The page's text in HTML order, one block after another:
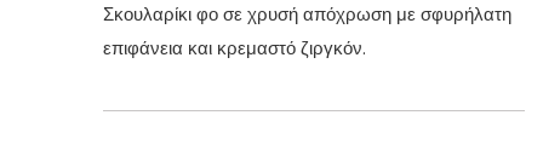
Σκουλαρίκι φο σε χρυσή απόχρωση με σφυρήλατη
επιφάνεια και κρεμαστό ζιργκόν.